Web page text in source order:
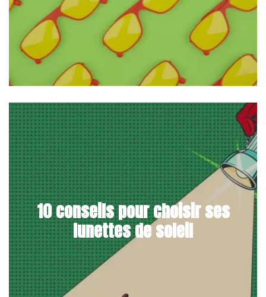
10 conseils pour choisir ses
lunettes de soleil